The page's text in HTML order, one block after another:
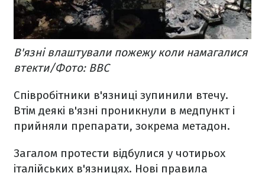
В'язні влаштували пожежу коли намагалися
втекти/Фото: ВВС
Співробітники в'язниці зупинили втечу.
Втім деякі в'язні проникнули в медпункт і
прийняли препарати, зокрема метадон.
Загалом протести відбулися у чотирьох
італійських в'язницях. Нові правила